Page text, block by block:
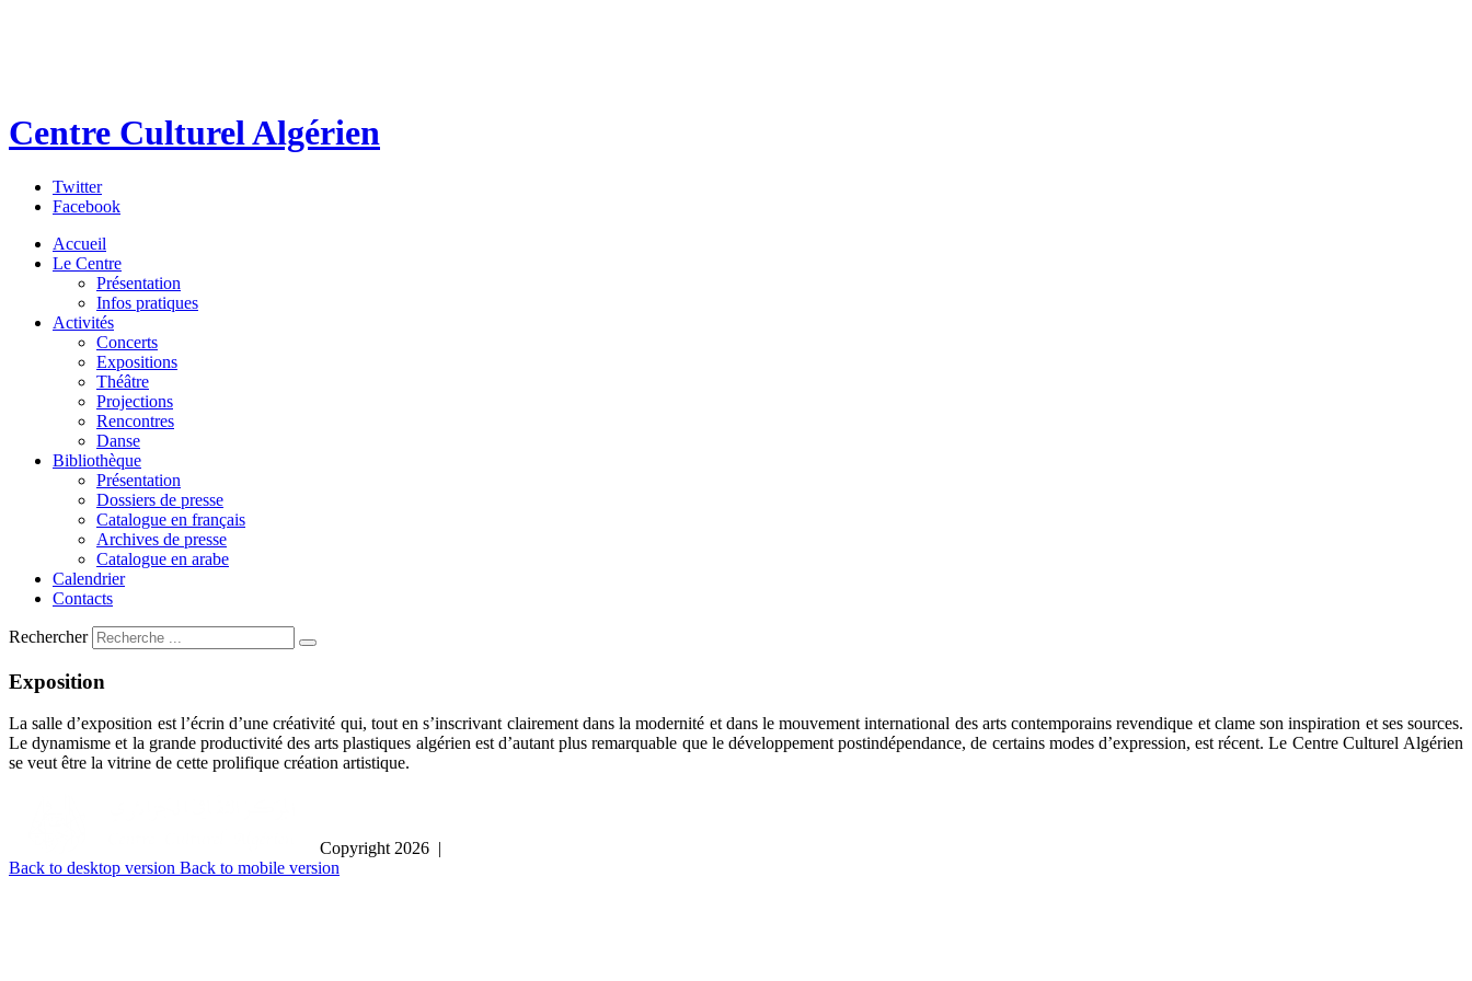
Centre Culturel Algérien
Twitter
Facebook
Accueil
Le Centre
Présentation
Infos pratiques
Activités
Concerts
Expositions
Théâtre
Projections
Rencontres
Danse
Bibliothèque
Présentation
Dossiers de presse
Catalogue en français
Archives de presse
Catalogue en arabe
Calendrier
Contacts
Rechercher
Exposition
La salle d’exposition est l’écrin d’une créativité qui, tout en s’inscrivant clairement dans la modernité et dans le mouvement international des arts contemporains revendique et clame son inspiration et ses sources.
Le dynamisme et la grande productivité des arts plastiques algérien est d’autant plus remarquable que le développement postindépendance, de certains modes d’expression, est récent. Le Centre Culturel Algérien
se veut être la vitrine de cette prolifique création artistique.
Copyright 2026 |
Back to desktop version Back to mobile version